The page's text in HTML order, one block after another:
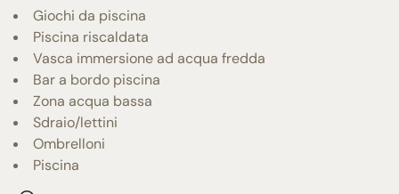
Giochi da piscina
Piscina riscaldata
Vasca immersione ad acqua fredda
Bar a bordo piscina
Zona acqua bassa
Sdraio/lettini
Ombrelloni
Piscina